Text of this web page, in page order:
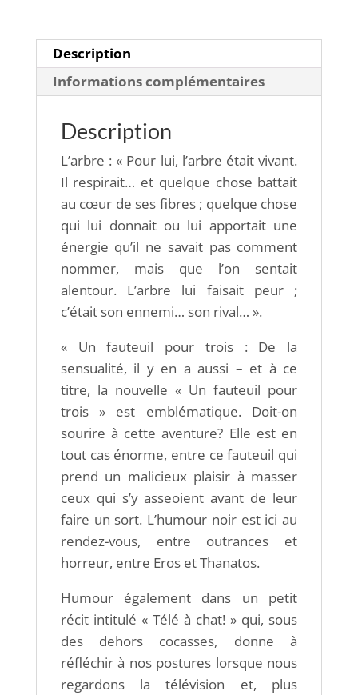
Description
Informations complémentaires
Description
L’arbre : « Pour lui, l’arbre était vivant.
Il respirait… et quelque chose battait
au cœur de ses fibres ; quelque chose
qui lui donnait ou lui apportait une
énergie qu’il ne savait pas comment
nommer, mais que l’on sentait
alentour. L’arbre lui faisait peur ;
c’était son ennemi… son rival… ».
« Un fauteuil pour trois : De la
sensualité, il y en a aussi – et à ce
titre, la nouvelle « Un fauteuil pour
trois » est emblématique. Doit-on
sourire à cette aventure? Elle est en
tout cas énorme, entre ce fauteuil qui
prend un malicieux plaisir à masser
ceux qui s’y asseoient avant de leur
faire un sort. L’humour noir est ici au
rendez-vous, entre outrances et
horreur, entre Eros et Thanatos.
Humour également dans un petit
récit intitulé « Télé à chat! » qui, sous
des dehors cocasses, donne à
réfléchir à nos postures lorsque nous
regardons la télévision et, plus